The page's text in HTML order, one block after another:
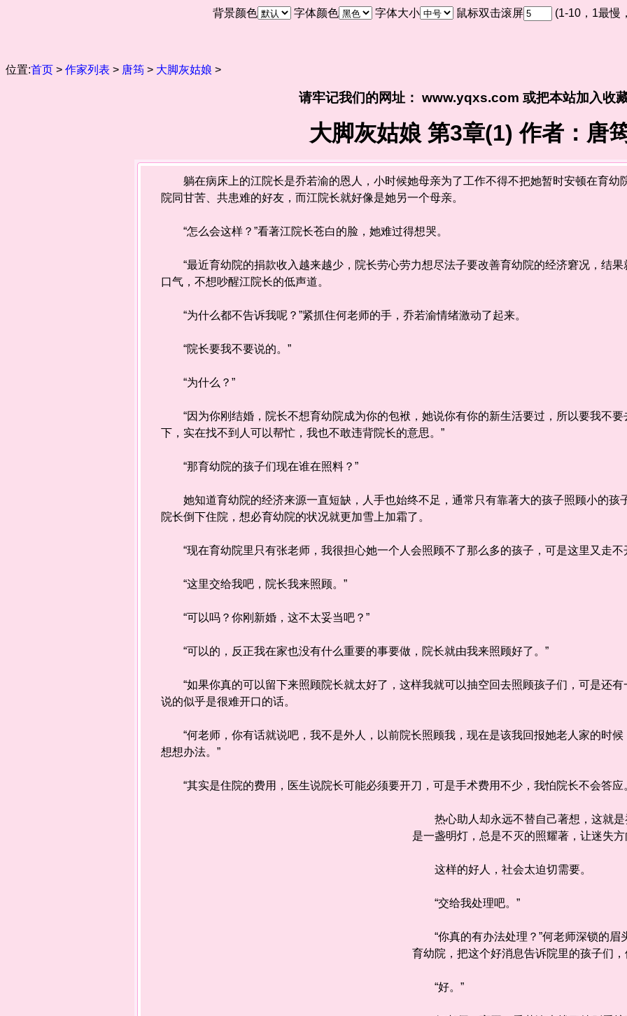
背景颜色 字体颜色 字体大小 鼠标双击滚屏 (1-10，1最慢
位置:首页 > 作家列表 > 唐筠 > 大脚灰姑娘 >
请牢记我们的网址： www.yqxs.com 或把本站加入收
大脚灰姑娘 第3章(1) 作者：唐
躺在病床上的江院长是乔若渝的恩人，小时候她母亲为了工作不得不把她暂时安顿在育幼
院同甘苦、共患难的好友，而江院长就好像是她另一个母亲。
“怎么会这样？”看著江院长苍白的脸，她难过得想哭。
“最近育幼院的捐款收入越来越少，院长劳心劳力想尽法子要改善育幼院的经济窘况，结果
口气，不想吵醒江院长的低声道。
“为什么都不告诉我呢？”紧抓住何老师的手，乔若渝情绪激动了起来。
“院长要我不要说的。”
“为什么？”
“因为你刚结婚，院长不想育幼院成为你的包袱，她说你有你的新生活要过，所以要我不要
下，实在找不到人可以帮忙，我也不敢违背院长的意思。”
“那育幼院的孩子们现在谁在照料？”
她知道育幼院的经济来源一直短缺，人手也始终不足，通常只有靠著大的孩子照顾小的孩
院长倒下住院，想必育幼院的状况就更加雪上加霜了。
“现在育幼院里只有张老师，我很担心她一个人会照顾不了那么多的孩子，可是这里又走不
“这里交给我吧，院长我来照顾。”
“可以吗？你刚新婚，这不太妥当吧？”
“可以的，反正我在家也没有什么重要的事要做，院长就由我来照顾好了。”
“如果你真的可以留下来照顾院长就太好了，这样我就可以抽空回去照顾孩子们，可是还
说的似乎是很难开口的话。
“何老师，你有话就说吧，我不是外人，以前院长照顾我，现在是该我回报她老人家的时候
想想办法。”
“其实是住院的费用，医生说院长可能必须要开刀，可是手术费用不少，我怕院长不会答应
热心助人却永远不替自己著想，这就是
是一盏明灯，总是不灭的照耀著，让迷失
这样的好人，社会太迫切需要。
“交给我处理吧。”
“你真的有办法处理？”何老师深锁的眉
育幼院，把这个好消息告诉院里的孩子们
“好。”